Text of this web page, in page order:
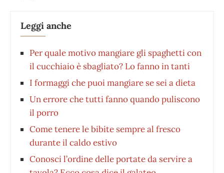
Leggi anche
Per quale motivo mangiare gli spaghetti con
il cucchiaio è sbagliato? Lo fanno in tanti
I formaggi che puoi mangiare se sei a dieta
Un errore che tutti fanno quando puliscono
il porro
Come tenere le bibite sempre al fresco
durante il caldo estivo
Conosci l’ordine delle portate da servire a